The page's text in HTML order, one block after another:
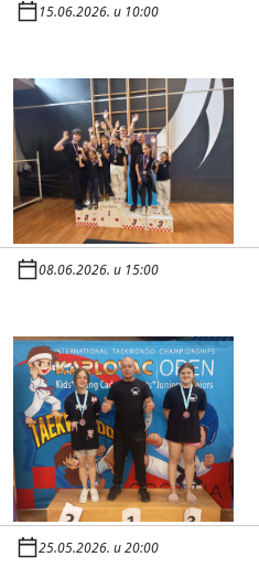
15.06.2026. u 10:00
08.06.2026. u 15:00
25.05.2026. u 20:00